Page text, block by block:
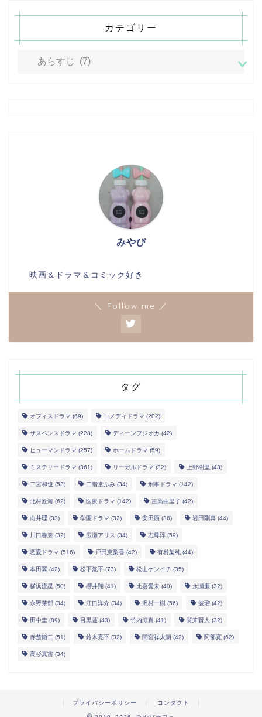
カテゴリー
みやび
映画＆ドラマ＆コミック好き
＼ Follow me ／
タグ
オフィスドラマ (69) コメディドラマ (202)
サスペンスドラマ (228) ディーンフジオカ (42)
ヒューマンドラマ (257) ホームドラマ (59)
ミステリードラマ (361) リーガルドラマ (32) 上野樹里 (43)
二宮和也 (53) 二階堂ふみ (34) 刑事ドラマ (142)
北村匠海 (62) 医療ドラマ (142) 吉高由里子 (42)
向井理 (33) 学園ドラマ (32) 安田顕 (36) 岩田剛典 (44)
川口春奈 (32) 広瀬アリス (34) 志尊淳 (59)
恋愛ドラマ (516) 戸田恵梨香 (42) 有村架純 (44)
本田翼 (42) 松下洸平 (73) 松山ケンイチ (35)
横浜流星 (50) 櫻井翔 (41) 比嘉愛未 (40) 永瀬廉 (32)
永野芽郁 (34) 江口洋介 (34) 沢村一樹 (56) 波瑠 (42)
田中圭 (89) 目黒蓮 (43) 竹内涼真 (41) 賀来賢人 (32)
赤楚衛二 (51) 鈴木亮平 (32) 間宮祥太朗 (42) 阿部寛 (62)
高杉真宙 (34)
プライバシーポリシー コンタクト